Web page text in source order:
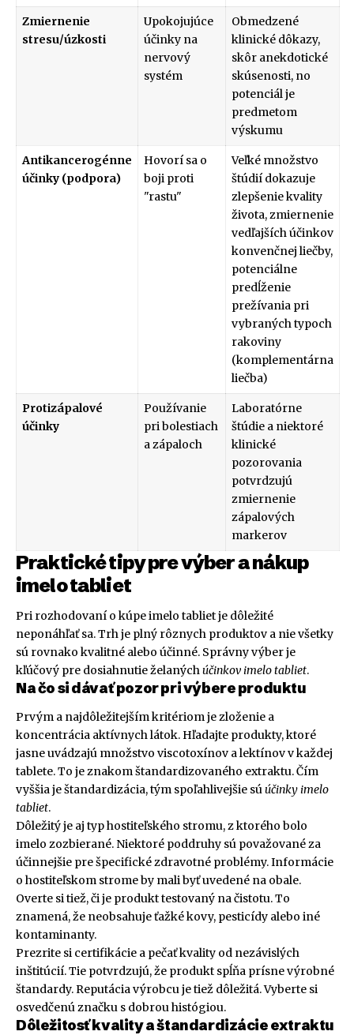
Zmiernenie
stresu/úzkosti
Upokojujúce
účinky na
nervový
systém
Obmedzené
klinické dôkazy,
skôr anekdotické
skúsenosti, no
potenciál je
predmetom
výskumu
Antikancerogénne
účinky (podpora)
Hovorí sa o
boji proti
"rastu"
Veľké množstvo
štúdií dokazuje
zlepšenie kvality
života, zmiernenie
vedľajších účinkov
konvenčnej liečby,
potenciálne
predĺženie
prežívania pri
vybraných typoch
rakoviny
(komplementárna
liečba)
Protizápalové
účinky
Používanie
pri bolestiach
a zápaloch
Laboratórne
štúdie a niektoré
klinické
pozorovania
potvrdzujú
zmiernenie
zápalových
markerov
Praktické tipy pre výber a nákup
imelo tabliet
Pri rozhodovaní o kúpe imelo tabliet je dôležité
neponáhľať sa. Trh je plný rôznych produktov a nie všetky
sú rovnako kvalitné alebo účinné. Správny výber je
kľúčový pre dosiahnutie želanýchúčinkov imelo tabliet.
Na čo si dávať pozor pri výbere produktu
Prvým a najdôležitejším kritériom je zloženie a
koncentrácia aktívnych látok. Hľadajte produkty, ktoré
jasne uvádzajú množstvo viscotoxínov a lektínov v každej
tablete. To je znakom štandardizovaného extraktu. Čím
vyššia je štandardizácia, tým spoľahlivejšie súúčinky imelo
tabliet.
Dôležitý je aj typ hostiteľského stromu, z ktorého bolo
imelo zozbierané. Niektoré poddruhy sú považované za
účinnejšie pre špecifické zdravotné problémy. Informácie
o hostiteľskom strome by mali byť uvedené na obale.
Overte si tiež, či je produkt testovaný na čistotu. To
znamená, že neobsahuje ťažké kovy, pesticídy alebo iné
kontaminanty.
Prezrite si certifikácie a pečať kvality od nezávislých
inštitúcií. Tie potvrdzujú, že produkt spĺňa prísne výrobné
štandardy. Reputácia výrobcu je tiež dôležitá. Vyberte si
osvedčenú značku s dobrou histógiou.
Dôležitosť kvality a štandardizácie extraktu